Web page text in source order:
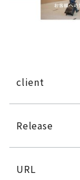
client
Release
URL